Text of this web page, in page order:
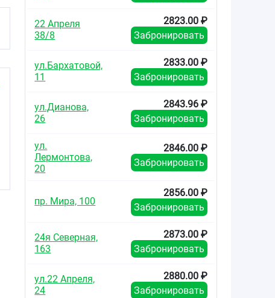
22 Апреля
38/8
2823.00 ₽
Забронировать
ул.Бархатовой,
11
2833.00 ₽
Забронировать
ул.Дианова,
26
2843.96 ₽
Забронировать
ул.
Лермонтова,
20
2846.00 ₽
Забронировать
пр. Мира, 100
2856.00 ₽
Забронировать
24я Северная,
163
2873.00 ₽
Забронировать
ул.22 Апреля,
24
2880.00 ₽
Забронировать